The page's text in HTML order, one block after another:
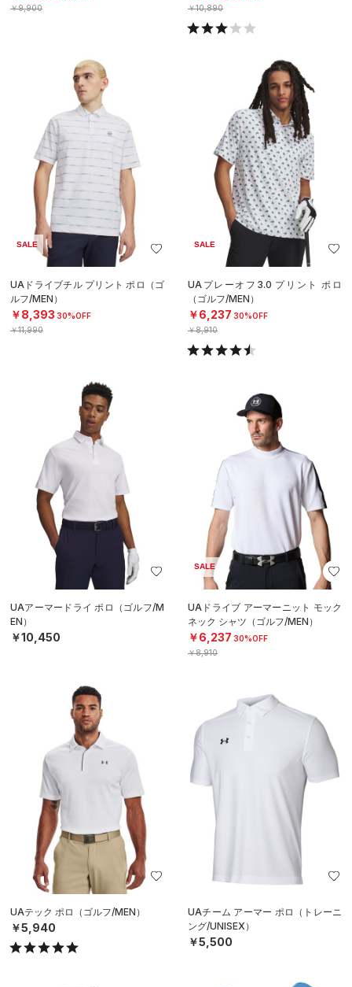
￥9,900
￥10,890
SALE
UAドライブチル プリント ポロ（ゴ
ルフ/MEN）
￥8,393 30%OFF
￥11,990
SALE
UAプレーオフ3.0 プリント ポロ
（ゴルフ/MEN）
￥6,237 30%OFF
￥8,910
UAアーマードライ ポロ（ゴルフ/M
EN）
￥10,450
SALE
UAドライブ アーマーニット モック
ネック シャツ（ゴルフ/MEN）
￥6,237 30%OFF
￥8,910
UAテック ポロ（ゴルフ/MEN）
￥5,940
UAチーム アーマー ポロ（トレーニ
ング/UNISEX）
￥5,500